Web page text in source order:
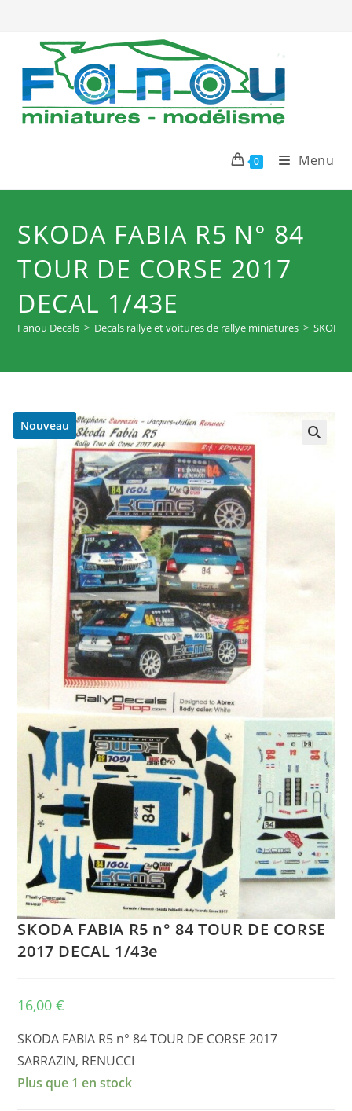
0 Menu
SKODA FABIA R5 N° 84
TOUR DE CORSE 2017
DECAL 1/43E
Fanou Decals > Decals rallye et voitures de rallye miniatures > SKODA
Nouveau
SKODA FABIA R5 n° 84 TOUR DE CORSE
2017 DECAL 1/43e
16,00€
SKODA FABIA R5 n° 84 TOUR DE CORSE 2017
SARRAZIN, RENUCCI
Plus que 1 en stock